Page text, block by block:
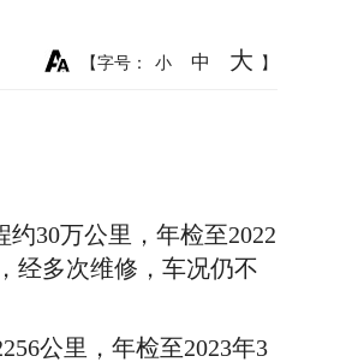
【字号： 小 中 大 】
30万公里，年检至2022
经多次维修，车况仍不
公里，年检至2023年3